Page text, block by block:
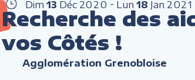
Dim 13 Déc 2020 Lun 18 Jan 2021
Recherche des
vos Côtés !
Agglomération Grenobloise